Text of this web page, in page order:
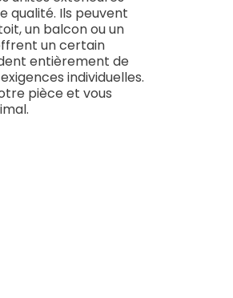
qualité. Ils peuvent
un balcon ou un
un certain
entièrement de
individuelles.
pièce et vous